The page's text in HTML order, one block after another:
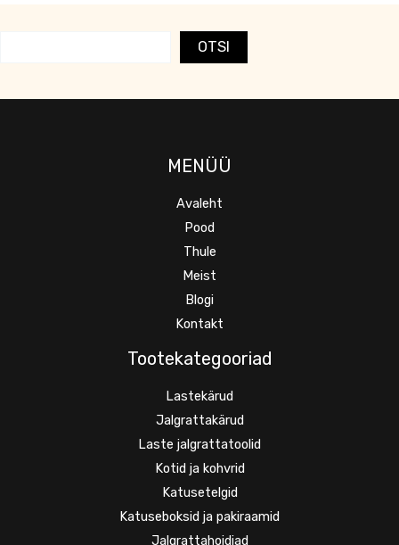
OTSI
MENÜÜ
Avaleht
Pood
Thule
Meist
Blogi
Kontakt
Tootekategooriad
Lastekärud
Jalgrattakärud
Laste jalgrattatoolid
Kotid ja kohvrid
Katusetelgid
Katuseboksid ja pakiraamid
Jalgrattahoidjad